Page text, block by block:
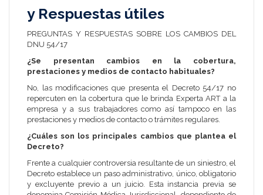
y Respuestas útiles
PREGUNTAS Y RESPUESTAS SOBRE LOS CAMBIOS DEL
DNU 54/17
¿Se presentan cambios en la cobertura,
prestaciones y medios de contacto habituales?
No, las modificaciones que presenta el Decreto 54/17 no
repercuten en la cobertura que le brinda Experta ART a la
empresa y a sus trabajadores como así tampoco en las
prestaciones y medios de contacto o trámites regulares.
¿Cuáles son los principales cambios que plantea el
Decreto?
Frente a cualquier controversia resultante de un siniestro, el
Decreto establece un paso administrativo, único, obligatorio
y excluyente previo a un juicio. Esta instancia previa se